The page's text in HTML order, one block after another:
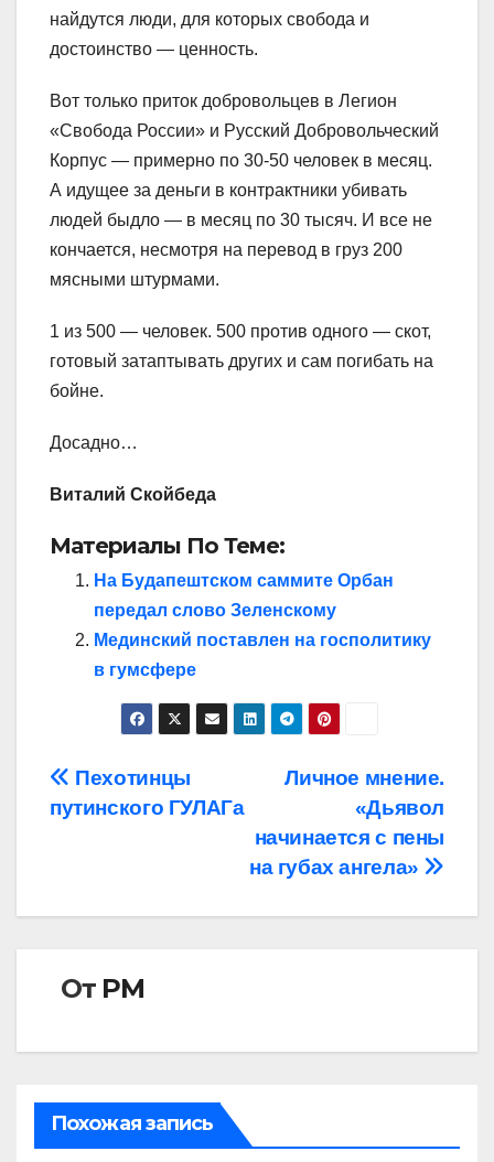
найдутся люди, для которых свобода и
достоинство — ценность.
Вот только приток добровольцев в Легион
«Свобода России» и Русский Добровольческий
Корпус — примерно по 30-50 человек в месяц.
А идущее за деньги в контрактники убивать
людей быдло — в месяц по 30 тысяч. И все не
кончается, несмотря на перевод в груз 200
мясными штурмами.
1 из 500 — человек. 500 против одного — скот,
готовый затаптывать других и сам погибать на
бойне.
Досадно…
Виталий Скойбеда
Материалы По Теме:
На Будапештском саммите Орбан
передал слово Зеленскому
Мединский поставлен на госполитику
в гумсфере
Навигация
по
Личное мнение.
«Дьявол
начинается с пены
на губах ангела»
Пехотинцы
путинского ГУЛАГа
От РМ
Похожая запись